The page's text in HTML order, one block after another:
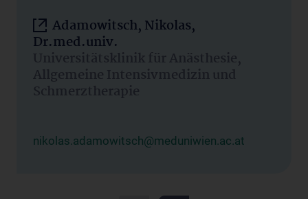
Adamowitsch, Nikolas,
Dr.med.univ.
Universitätsklinik für Anästhesie,
Allgemeine Intensivmedizin und
Schmerztherapie
nikolas.adamowitsch@meduniwien.ac.at